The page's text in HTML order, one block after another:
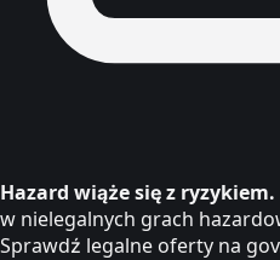
Hazard wiąże się z ryzykiem.
w nielegalnych grach
Sprawdź legalne oferty na